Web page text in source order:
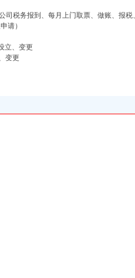
司税务报到、每月上门取票、做账、报税
请）
立、变更
变更